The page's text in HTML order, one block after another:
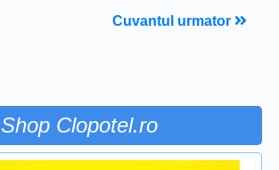
Cuvantul urmator
Shop Clopotel.ro